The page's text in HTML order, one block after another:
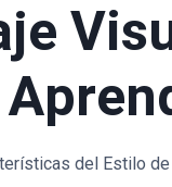
del Estilo